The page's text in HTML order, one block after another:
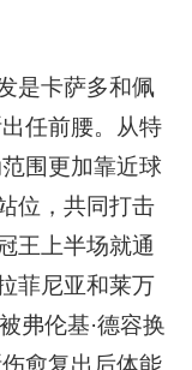
是卡萨多和佩
任前腰。从特
围更加靠近球
位，共同打击
王上半场就通
菲尼亚和莱万
弗伦基·德容换